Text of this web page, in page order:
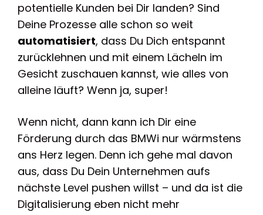
potentielle Kunden bei Dir landen? Sind
Deine Prozesse alle schon so weit
automatisiert, dass Du Dich entspannt
zurücklehnen und mit einem Lächeln im
Gesicht zuschauen kannst, wie alles von
alleine läuft? Wenn ja, super!
Wenn nicht, dann kann ich Dir eine
Förderung durch das BMWi nur wärmstens
ans Herz legen. Denn ich gehe mal davon
aus, dass Du Dein Unternehmen aufs
nächste Level pushen willst – und da ist die
Digitalisierung eben nicht mehr